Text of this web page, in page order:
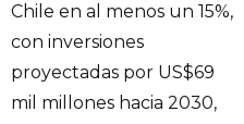
Chile en al menos un 15%,
con inversiones
proyectadas por US$69
mil millones hacia 2030,